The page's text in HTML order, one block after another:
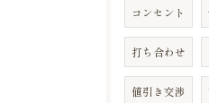
コンセント
打ち合わせ
値引き交渉